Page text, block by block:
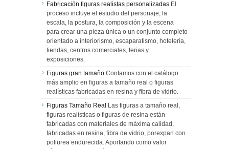
Fabricación figuras realistas personalizadas El
proceso incluye el estudio del personaje, la
escala, la postura, la composición y la escena
para crear una pieza única o un conjunto completo
orientado a interiorismo, escaparatismo, hotelería,
tiendas, centros comerciales, ferias y
exposiciones.
Figuras gran tamaño Contamos con el catálogo
más amplio en figuras a tamaño real o figuras
realísticas fabricadas en resina y fibra de vidrio.
Figuras Tamaño Real Las figuras a tamaño real,
figuras realísticas o figuras de resina están
fabricadas con materiales de máxima calidad,
fabricadas en resina, fibra de vidrio, porexpan con
poliurea endurecida. Aportando como valor